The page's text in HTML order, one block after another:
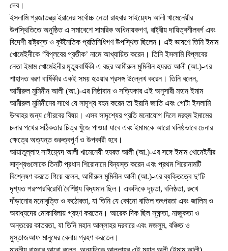
দেব।
ইসলামি প্রজাতন্ত্র ইরানের সর্বোচ্চ নেতা রাহবার সাইয়্যেদ আলী খামেনেয়ীর
উপস্থিতিতে অনুষ্ঠিত এ সমাবেশে সামরিক অধিনায়কগণ, রাষ্ট্রীয় দায়িত্বশীলবর্গ এবং
বিদেশী রাষ্ট্রদূত ও কূটনৈতিক প্রতিনিধিগণ উপস্থিত ছিলেন। এই ভাষণে তিনি ইমাম
খোমেইনীকে ‘বিপ্লবের প্রতীক’ নামে আখ্যায়িত করেন। তিনি ইসলামি বিপ্লবের
নেতা ইমাম খোমেইনীর মৃত্যুবার্ষিকী এ বছর আমীরুল মুমিনীন হযরত আলী (আ.)-এর
শাহাদত বরণ বার্ষিকীর একই সময় হওয়ার প্রসঙ্গ উল্লেখ করেন। তিনি বলেন,
আমীরুল মুমিনীন আলী (আ.)-এর নিষ্ঠাবান ও সত্যিকার এই অনুসারী মহান ইমাম
আমীরুল মুমিনীনের সাথে যে সাদৃশ্য বহন করেন তা ইরানি জাতি এবং গোটা ইসলামি
উম্মাহর জন্য গৌরবের বিষয়। এসব সাদৃশ্যের প্রতি মনোযোগ দিলে মরহুম ইমামের
চলার পথের সঠিকতার চিত্র খুঁজে পাওয়া যাবে এবং ইমামকে আরো ঘনিষ্ঠভাবে চেনার
ক্ষেত্রে অত্যন্ত গুরুত্বপূর্ণ ও উপকারী হবে।
আয়াতুল্লাহ সাইয়্যেদ আলী খামেনেয়ী হযরত আলী (আ.)-এর সঙ্গে ইমাম খোমেইনীর
সাদৃশ্যগুলোকে তিনটি প্রধান শিরোনামে বিন্যস্ত করেন এবং প্রথম শিরোনামটি
বিশ্লেষণ করতে গিয়ে বলেন, আমীরুল মুমিনীন আলী (আ.)-এর ব্যক্তিত্বে দু’টি
দৃশ্যত পরস্পরবিরোধী বৈশিষ্ট্য বিদ্যমান ছিল। একদিকে দৃঢ়তা, বলিষ্ঠতা, রুখে
দাঁড়ানোর মনোবৃত্তি ও কঠোরতা, যা তিনি যে কোনো বাতিল তৎপরতা এবং জালিম ও
অবাধ্যদের মোকাবিলায় গ্রহণ করতেন। আরেক দিক ছিল সূক্ষ্ণতা, নাজুকতা ও
অন্তরের কাতরতা, যা তিনি মহান আল্লাহর দরবারে এবং মজলুম, বঞ্চিত ও
মুস্তাজআফ মানুষের বেলায় গ্রহণ করতেন।